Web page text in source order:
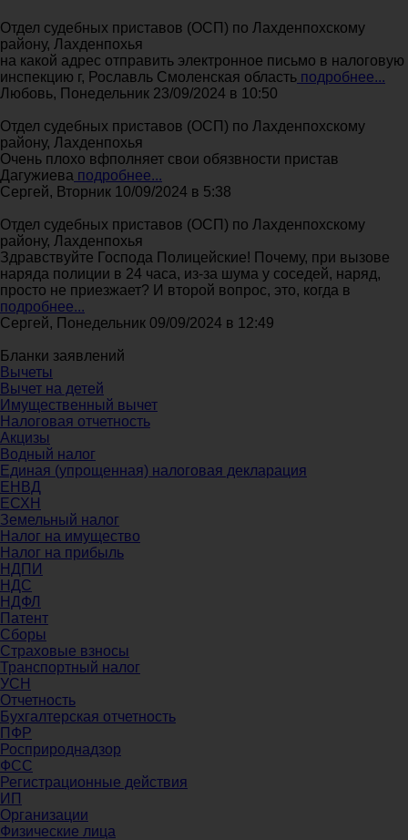
Отдел судебных приставов (ОСП) по Лахденпохскому
району, Лахденпохья
на какой адрес отправить электронное письмо в налоговую
инспекцию г, Рославль Смоленская область подробнее...
Любовь, Понедельник 23/09/2024 в 10:50
Отдел судебных приставов (ОСП) по Лахденпохскому
району, Лахденпохья
Очень плохо вфполняет свои обязвности пристав
Дагужиева подробнее...
Сергей, Вторник 10/09/2024 в 5:38
Отдел судебных приставов (ОСП) по Лахденпохскому
району, Лахденпохья
Здравствуйте Господа Полицейские! Почему, при вызове
наряда полиции в 24 часа, из-за шума у соседей, наряд,
просто не приезжает? И второй вопрос, это, когда в
подробнее...
Сергей, Понедельник 09/09/2024 в 12:49
Бланки заявлений
Вычеты
Вычет на детей
Имущественный вычет
Налоговая отчетность
Акцизы
Водный налог
Единая (упрощенная) налоговая декларация
ЕНВД
ЕСХН
Земельный налог
Налог на имущество
Налог на прибыль
НДПИ
НДС
НДФЛ
Патент
Сборы
Страховые взносы
Транспортный налог
УСН
Отчетность
Бухгалтерская отчетность
ПФР
Росприроднадзор
ФСС
Регистрационные действия
ИП
Организации
Физические лица